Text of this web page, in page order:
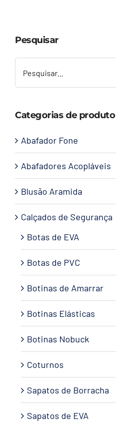
Contato
Pesquisar
Categorias de produto
Abafador Fone
Abafadores Acopláveis
Blusão Aramida
Calçados de Segurança
Botas de EVA
Botas de PVC
Botinas de Amarrar
Botinas Elásticas
Botinas Nobuck
Coturnos
Sapatos de Borracha
Sapatos de EVA